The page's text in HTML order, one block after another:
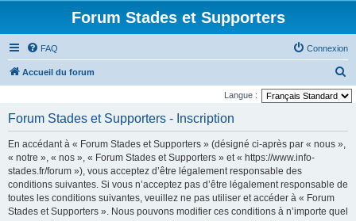
Forum Stades et Supporters
FAQ Connexion
Accueil du forum
e
Langue :
Forum Stades et Supporters - Inscription
En accédant à « Forum Stades et Supporters » (désigné ci-après par « nous »,
« notre », « nos », « Forum Stades et Supporters » et « https://www.info-
stades.fr/forum »), vous acceptez d’être légalement responsable des
conditions suivantes. Si vous n’acceptez pas d’être légalement responsable de
toutes les conditions suivantes, veuillez ne pas utiliser et accéder à « Forum
Stades et Supporters ». Nous pouvons modifier ces conditions à n’importe quel